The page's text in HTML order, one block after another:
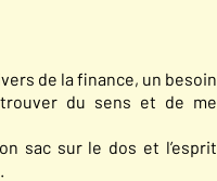
de la finance, un besoin
du sens et de me
sac sur le dos et l’esprit